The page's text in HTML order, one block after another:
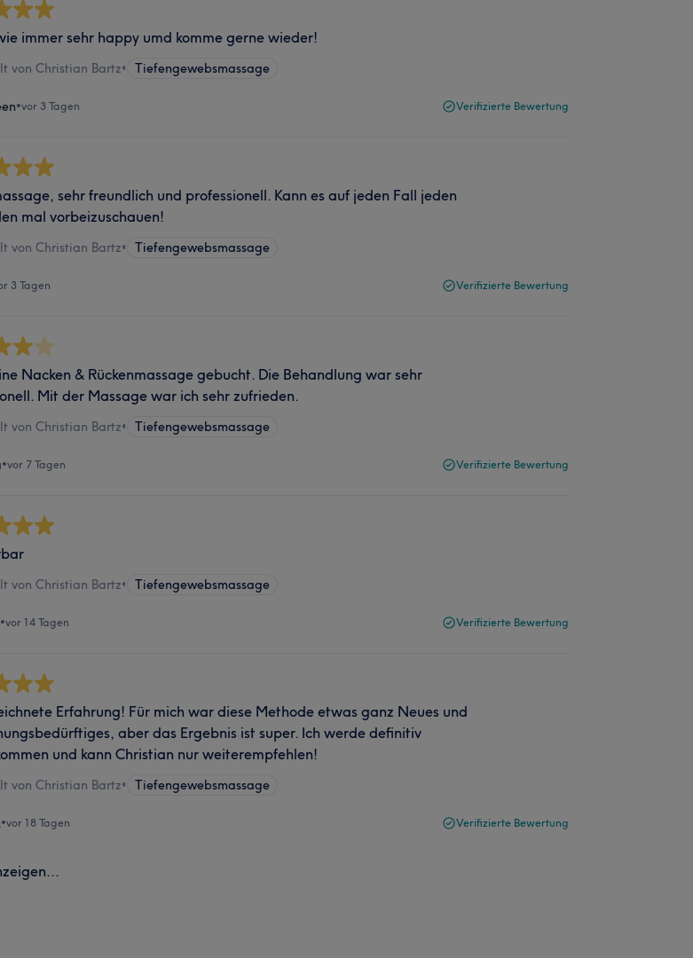
immer sehr happy umd komme gerne wieder!
von Christian Bartz• Tiefengewebsmassage
•vor 3 Tagen Verifizierte Bewertung
sehr freundlich und professionell. Kann es auf jeden Fall jeden
mal vorbeizuschauen!
von Christian Bartz• Tiefengewebsmassage
3 Tagen Verifizierte Bewertung
Nacken & Rückenmassage gebucht. Die Behandlung war sehr
Mit der Massage war ich sehr zufrieden.
von Christian Bartz• Tiefengewebsmassage
•vor 7 Tagen Verifizierte Bewertung
von Christian Bartz• Tiefengewebsmassage
•vor 14 Tagen Verifizierte Bewertung
Erfahrung! Für mich war diese Methode etwas ganz Neues und
aber das Ergebnis ist super. Ich werde definitiv
und kann Christian nur weiterempfehlen!
von Christian Bartz• Tiefengewebsmassage
•vor 18 Tagen Verifizierte Bewertung